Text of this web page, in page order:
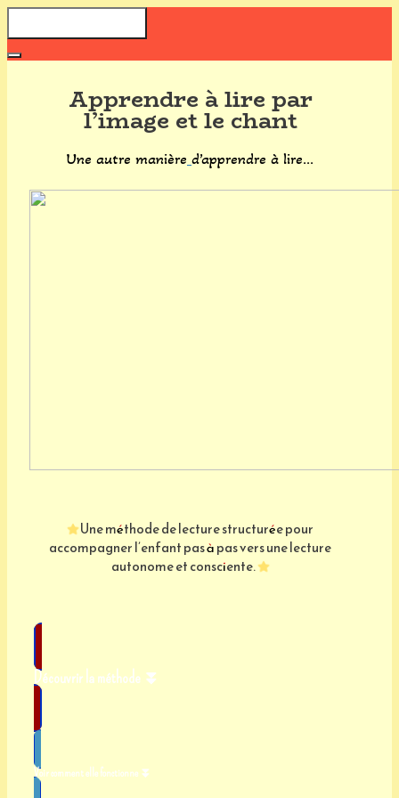
au
contenu
Apprendre à lire par
l’image et le chant
Une autre manière d’apprendre à lire…
Une méthode de lecture structurée pour
accompagner l’enfant pas à pas vers une lecture
autonome et consciente.
Découvrir la méthode ⏬
Voir comment elle fonctionne ⏬